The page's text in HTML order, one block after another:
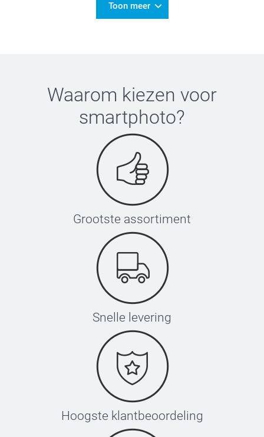
Toon meer
Waarom kiezen voor
smartphoto?
Grootste assortiment
Snelle levering
Hoogste klantbeoordeling